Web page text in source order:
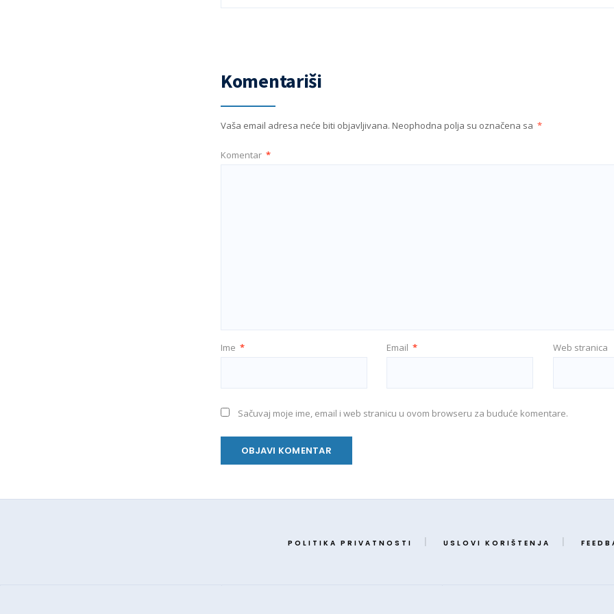
Komentariši
Vaša email adresa neće biti objavljivana. Neophodna polja su označena sa *
Komentar *
Ime * Email * Web stranica
Sačuvaj moje ime, email i web stranicu u ovom browseru za buduće komentare.
POLITIKA PRIVATNOSTI USLOVI KORIŠTENJA